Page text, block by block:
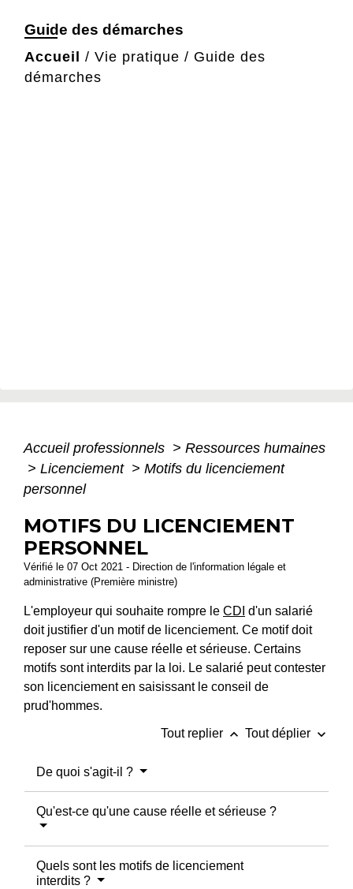
Guide des démarches
Accueil / Vie pratique / Guide des
démarches
Accueil professionnels > Ressources humaines
> Licenciement > Motifs du licenciement
personnel
MOTIFS DU LICENCIEMENT
PERSONNEL
Vérifié le 07 Oct 2021 - Direction de l'information légale et
administrative (Première ministre)
L'employeur qui souhaite rompre le CDI d'un salarié
doit justifier d'un motif de licenciement. Ce motif doit
reposer sur une cause réelle et sérieuse. Certains
motifs sont interdits par la loi. Le salarié peut contester
son licenciement en saisissant le conseil de
prud'hommes.
Tout replier keyboard_arrow_up Tout déplier keyboard_arrow_down
De quoi s'agit-il ?
Qu'est-ce qu'une cause réelle et sérieuse ?
Quels sont les motifs de licenciement
interdits ?